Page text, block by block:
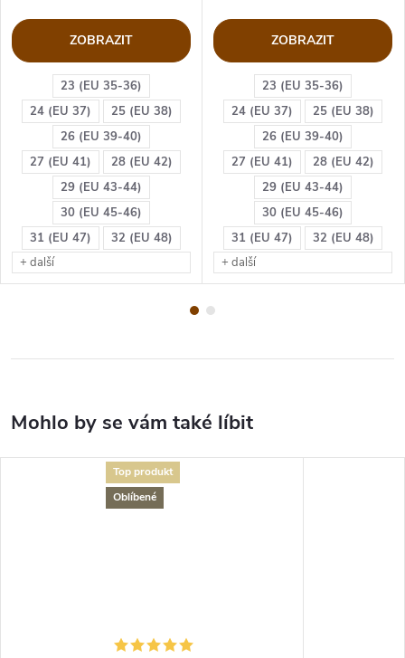
23 (EU 35-36)
24 (EU 37)
25 (EU 38)
26 (EU 39-40)
27 (EU 41)
28 (EU 42)
29 (EU 43-44)
30 (EU 45-46)
31 (EU 47)
32 (EU 48)
+ další
ZOBRAZIT
23 (EU 35-36)
24 (EU 37)
25 (EU 38)
26 (EU 39-40)
27 (EU 41)
28 (EU 42)
29 (EU 43-44)
30 (EU 45-46)
31 (EU 47)
32 (EU 48)
+ další
ZOBRAZIT
Top produkt
Oblíbené